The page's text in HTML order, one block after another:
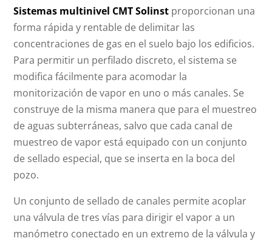
Sistemas multinivel CMT Solinst proporcionan una
forma rápida y rentable de delimitar las
concentraciones de gas en el suelo bajo los edificios.
Para permitir un perfilado discreto, el sistema se
modifica fácilmente para acomodar la
monitorización de vapor en uno o más canales. Se
construye de la misma manera que para el muestreo
de aguas subterráneas, salvo que cada canal de
muestreo de vapor está equipado con un conjunto
de sellado especial, que se inserta en la boca del
pozo.
Un conjunto de sellado de canales permite acoplar
una válvula de tres vías para dirigir el vapor a un
manómetro conectado en un extremo de la válvula y